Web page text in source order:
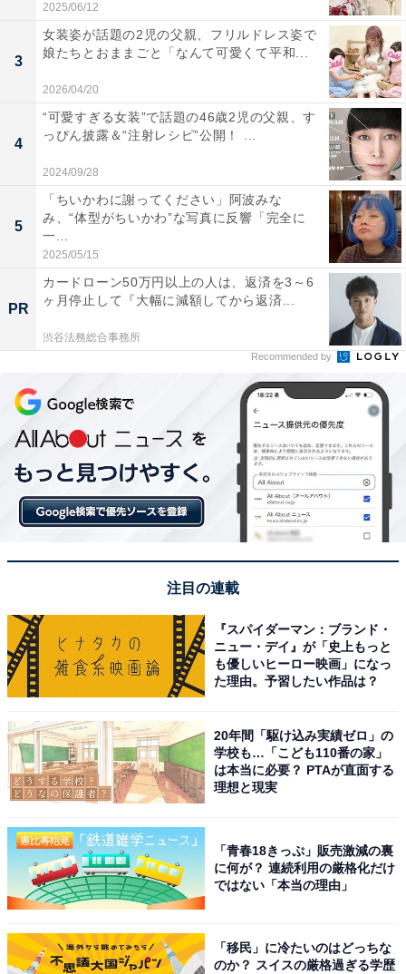
2025/06/12
3
女装姿が話題の2児の父親、フリルドレス姿で
娘たちとおままごと「なんて可愛くて平和...
2026/04/20
4
“可愛すぎる女装”で話題の46歳2児の父親、す
っぴん披露＆“注射レシピ”公開！ ...
2024/09/28
5
「ちいかわに謝ってください」阿波みな
み、“体型がちいかわ”な写真に反響「完全に
一...
2025/05/15
PR
カードローン50万円以上の人は、返済を3～6
ヶ月停止して『大幅に減額してから返済...
渋谷法務総合事務所
Recommended by
注目の連載
『スパイダーマン：ブランド・
ニュー・デイ』が「史上もっと
も優しいヒーロー映画」になっ
た理由。予習したい作品は？
20年間「駆け込み実績ゼロ」の
学校も…「こども110番の家」
は本当に必要？ PTAが直面する
理想と現実
「青春18きっぷ」販売激減の裏
に何が？ 連続利用の厳格化だけ
ではない「本当の理由」
「移民」に冷たいのはどっちな
のか？ スイスの厳格過ぎる学歴